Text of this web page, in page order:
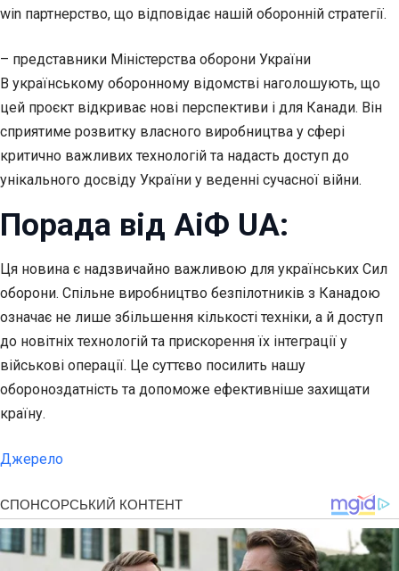
win партнерство, що відповідає нашій оборонній стратегії.
– представники Міністерства оборони України
В українському оборонному відомстві наголошують, що
цей проєкт відкриває нові перспективи і для Канади. Він
сприятиме розвитку власного виробництва у сфері
критично важливих технологій та надасть доступ до
унікального досвіду України у веденні сучасної війни.
Порада від АіФ UA:
Ця новина є надзвичайно важливою для українських Сил
оборони. Спільне виробництво безпілотників з Канадою
означає не лише збільшення кількості техніки, а й доступ
до новітніх технологій та прискорення їх інтеграції у
військові операції. Це суттєво посилить нашу
обороноздатність та допоможе ефективніше захищати
країну.
Джерело